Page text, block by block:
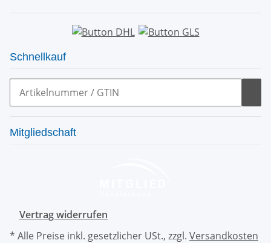
Schnellkauf
Mitgliedschaft
Vertrag widerrufen
* Alle Preise inkl. gesetzlicher USt., zzgl. Versandkosten